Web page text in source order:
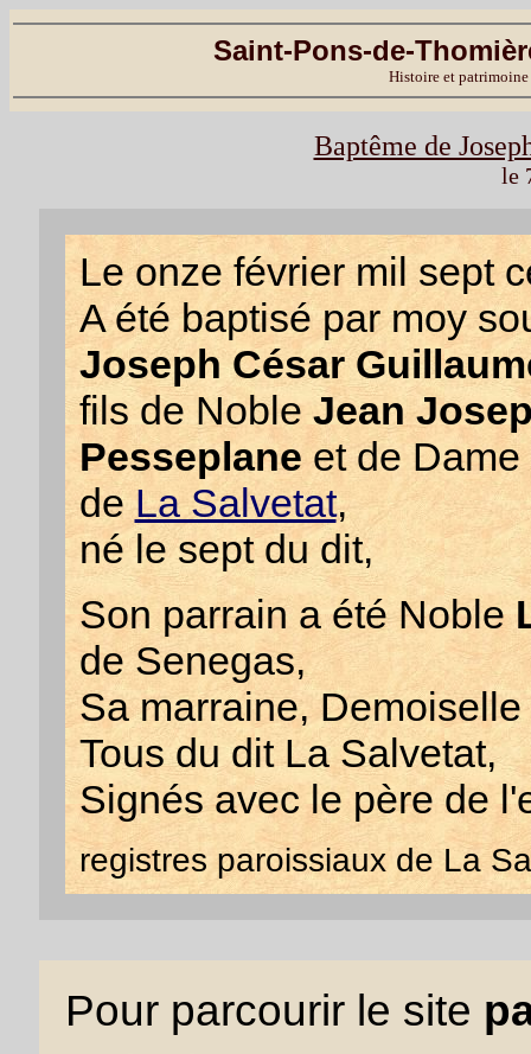
Saint-Pons-de-
Histoire et
Baptême de
le
Le onze février mil sept
A été baptisé par moy
Joseph César
fils de Noble Jean
Pesseplane et de Dame
de La Salvetat,
né le sept du dit,
Son parrain a été Noble
de Senegas,
Sa marraine, Demoiselle
Tous du dit La Salvetat,
Signés avec le père de
registres paroissiaux de La
Pour parcourir le site